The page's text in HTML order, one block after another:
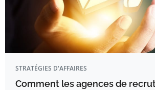
STRATÉGIES D'AFFAIRES
Comment les agences de